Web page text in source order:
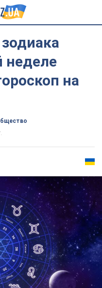
неделе
на